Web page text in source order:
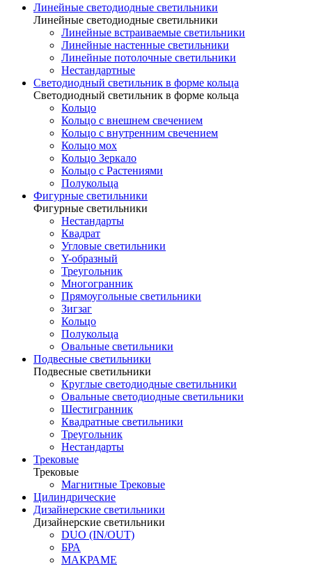
Линейные светодиодные светильники
Линейные светодиодные светильники
Линейные встраиваемые светильники
Линейные настенные светильники
Линейные потолочные светильники
Нестандартные
Светодиодный светильник в форме кольца
Светодиодный светильник в форме кольца
Кольцо
Кольцо с внешнем свечением
Кольцо с внутренним свечением
Кольцо мох
Кольцо Зеркало
Кольцо с Растениями
Полукольца
Фигурные светильники
Фигурные светильники
Нестандарты
Квадрат
Угловые светильники
Y-образный
Треугольник
Многогранник
Прямоугольные светильники
Зигзаг
Кольцо
Полукольца
Овальные светильники
Подвесные светильники
Подвесные светильники
Круглые светодиодные светильники
Овальные светодиодные светильники
Шестигранник
Квадратные светильники
Треугольник
Нестандарты
Трековые
Трековые
Магнитные Трековые
Цилиндрические
Дизайнерские светильники
Дизайнерские светильники
DUO (IN/OUT)
БРА
МАКРАМЕ